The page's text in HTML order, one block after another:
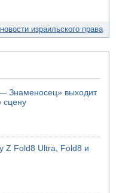
израильского права
Знаменосец» выходит
сцену
Z Fold8 Ultra, Fold8 и